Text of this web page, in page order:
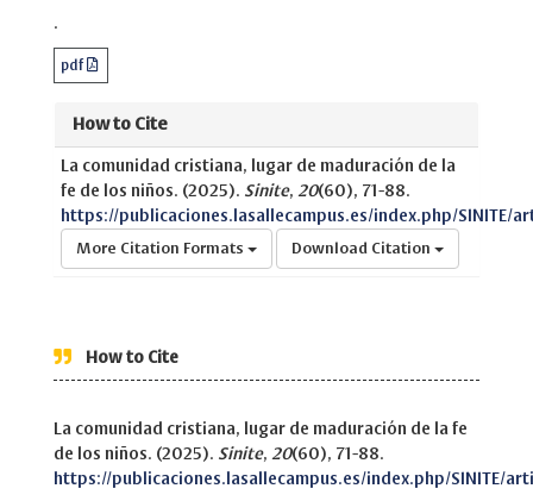
.
pdf
How to Cite
La comunidad cristiana, lugar de maduración de la
fe de los niños. (2025). Sinite, 20(60), 71-88.
https://publicaciones.lasallecampus.es/index.php/SINITE/
More Citation Formats Download Citation
How to Cite
La comunidad cristiana, lugar de maduración de la fe
de los niños. (2025). Sinite, 20(60), 71-88.
https://publicaciones.lasallecampus.es/index.php/SINITE/